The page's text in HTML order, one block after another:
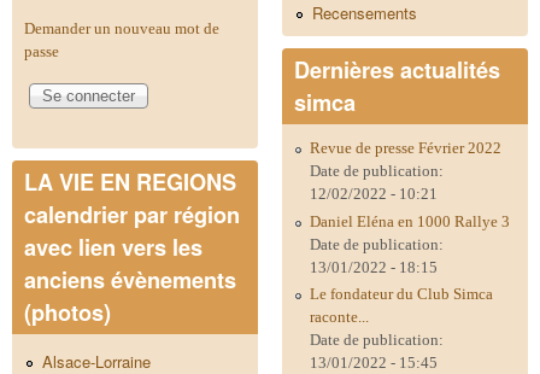
Demander un nouveau mot de
passe
LA VIE EN REGIONS
calendrier par région
avec lien vers les
anciens évènements
(photos)
Alsace-Lorraine
Recensements
Dernières actualités
simca
Revue de presse Février 2022
Date de publication:
12/02/2022 - 10:21
Daniel Eléna en 1000 Rallye 3
Date de publication:
13/01/2022 - 18:15
Le fondateur du Club Simca
raconte...
Date de publication:
13/01/2022 - 15:45